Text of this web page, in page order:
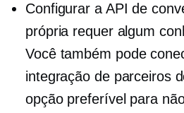
Configurar a API de
própria requer algum
Você também pode
integração de parceiros
opção preferível para